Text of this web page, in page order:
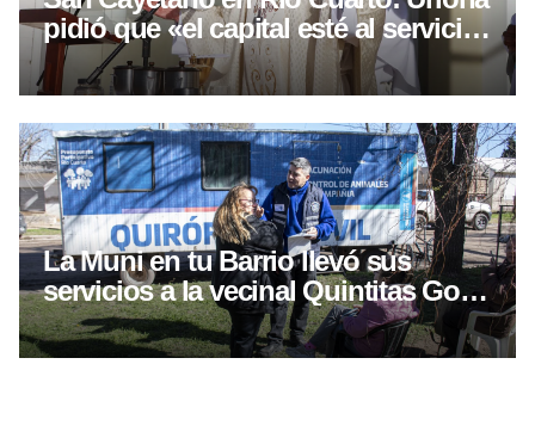
pidió que «el capital esté al servicio
del trabajo»
La Muni en tu Barrio llevó sus
servicios a la vecinal Quintitas Golf
en otro operativo territorial